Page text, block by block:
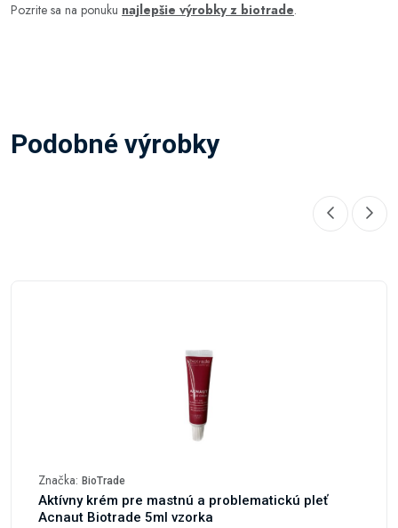
Pozrite sa na ponuku najlepšie výrobky z biotrade.
Podobné výrobky
Značka: BioTrade
Aktívny krém pre mastnú a problematickú pleť
Acnaut Biotrade 5ml vzorka